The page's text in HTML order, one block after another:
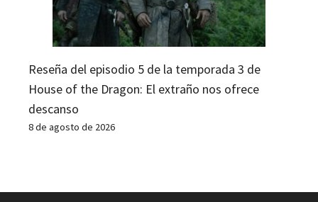
Reseña del episodio 5 de la temporada 3 de
House of the Dragon: El extraño nos ofrece
descanso
8 de agosto de 2026